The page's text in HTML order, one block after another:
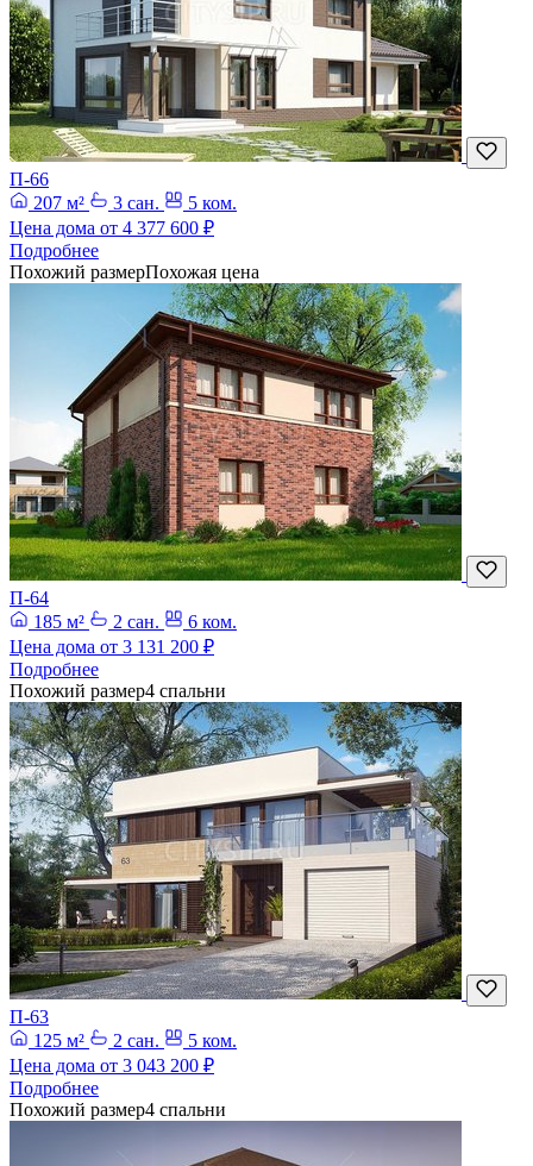
П-66
207 м²
3 сан.
5 ком.
Цена дома от 4 377 600 ₽
Подробнее
Похожий размерПохожая цена
П-64
185 м²
2 сан.
6 ком.
Цена дома от 3 131 200 ₽
Подробнее
Похожий размер4 спальни
П-63
125 м²
2 сан.
5 ком.
Цена дома от 3 043 200 ₽
Подробнее
Похожий размер4 спальни